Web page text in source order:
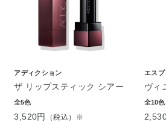
アディクション
ザ リップスティック シアー
全5色
3,520円 （税込）※
エス
ヴィ
全10色